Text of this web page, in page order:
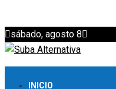
sábado, agosto 8
INICIO